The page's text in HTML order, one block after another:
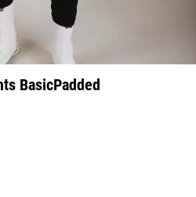
BasicPadded